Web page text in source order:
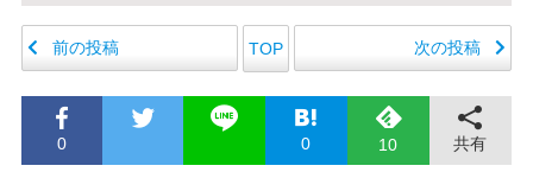
前の投稿 TOP 次の投稿
0 0 10 共有